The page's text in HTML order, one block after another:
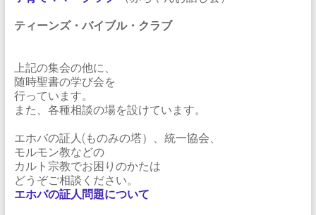
ティーンズ・バイブル・クラブ
上記の集会の他に、
随時聖書の学び会を
行っています。
また、各種相談の場を設けています。
エホバの証人(ものみの塔）、統一協会、
モルモン教などの
カルト宗教でお困りのかたは
どうぞご相談ください。
エホバの証人問題について